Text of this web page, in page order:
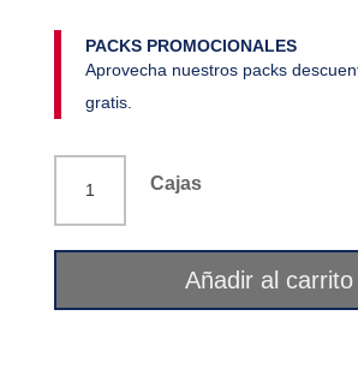
PACKS PROMOCIONALES
Aprovecha nuestros packs
gratis.
(Cu)
Cajas
Añadir al carrito